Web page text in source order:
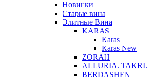
Новинки
Старые вина
Элитные Вина
KARAS
Karas
Karas New
ZORAH
ALLURIA. TAKRI.
BERDASHEN